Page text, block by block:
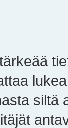
siltä